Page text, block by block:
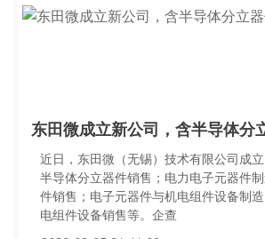
东田微成立新公司，含半导体分
近日，东田微（无锡）技术有限公司成
半导体分立器件销售；电力电子元器件
件销售；电子元器件与机电组件设备制
电组件设备销售等。企查